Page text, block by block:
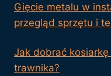
Gięcie metalu w
przegląd sprzętu i
Jak dobrać
trawnika?